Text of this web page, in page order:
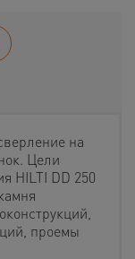
на
Цели
HILTI DD 250
проемы